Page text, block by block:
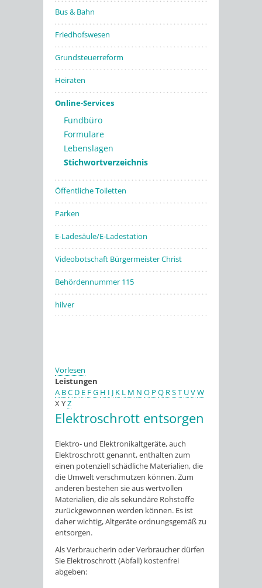
Bus & Bahn
Friedhofswesen
Grundsteuerreform
Heiraten
Online-Services
Fundbüro
Formulare
Lebenslagen
Stichwortverzeichnis
Öffentliche Toiletten
Parken
E-Ladesäule/E-Ladestation
Videobotschaft Bürgermeister Christ
Behördennummer 115
hilver
Vorlesen
Leistungen
A BC D E FG H I J K L M N O P Q RST UVW
XYZ
Elektroschrott entsorgen
Elektro- und Elektronikaltgeräte, auch
Elektroschrott genannt, enthalten zum
einen potenziell schädliche Materialien, die
die Umwelt verschmutzen können. Zum
anderen bestehen sie aus wertvollen
Materialien, die als sekundäre Rohstoffe
zurückgewonnen werden können. Es ist
daher wichtig, Altgeräte ordnungsgemäß zu
entsorgen.
Als Verbraucherin oder Verbraucher dürfen
Sie Elektroschrott (Abfall) kostenfrei
abgeben: